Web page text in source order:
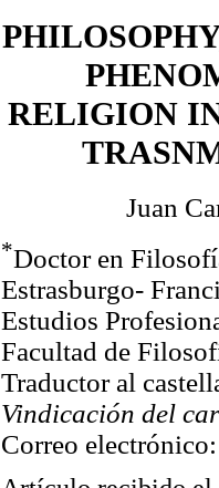
RELIGION
Juan
*Doctor en
Estrasburgo-
Estudios
Facultad de
Traductor al
Vindicación del
Correo electrónico: